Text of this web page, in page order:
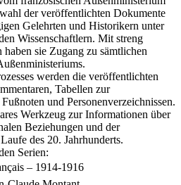
der veröffentlichten Dokumente
Gelehrten und Historikern unter
Wissenschaftlern. Mit streng
sie Zugang zu sämtlichen
werden die veröffentlichten
Tabellen zur
und Personenverzeichnissen.
Werkzeug zur Informationen über
Beziehungen und der
des 20. Jahrhunderts.
Serien:
– 1914-1916